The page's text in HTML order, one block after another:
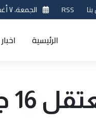
RSS الجمعة، ٧ أغسطس 2026
الرئيسية اخبار
لإسرائيل